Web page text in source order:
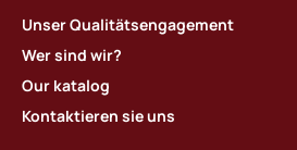
Unser Qualitätsengagement
Wer sind wir?
Our katalog
Kontaktieren sie uns